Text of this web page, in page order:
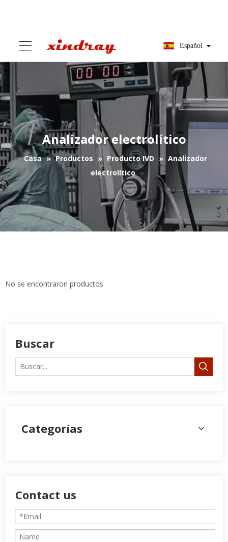
Español
Analizador electrolítico
Casa » Productos » Producto IVD » Analizador
electrolítico
No se encontraron productos
Buscar
Categorías
Contact us